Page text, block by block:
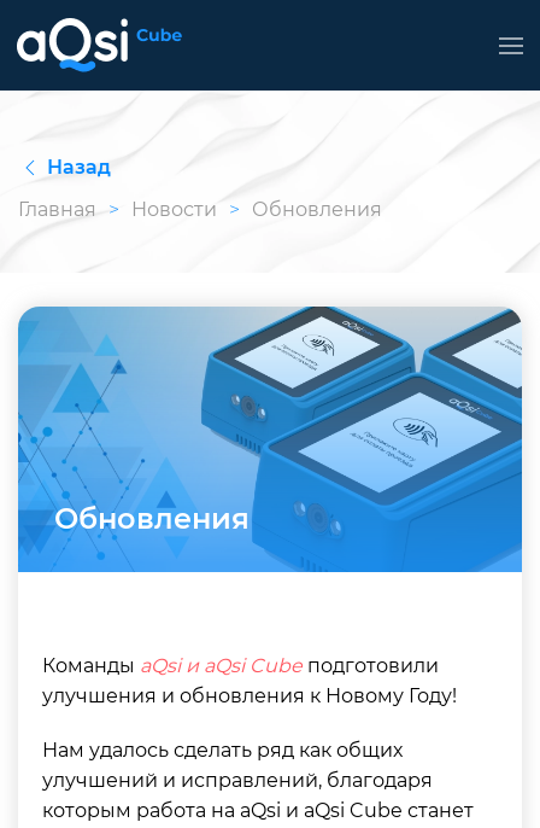
Назад
Главная
Новости Обновления
Обновления
Команды aQsi и aQsi Cube подготовили
улучшения и обновления к Новому Году!
Нам удалось сделать ряд как общих
улучшений и исправлений, благодаря
которым работа на aQsi и aQsi Cube станет